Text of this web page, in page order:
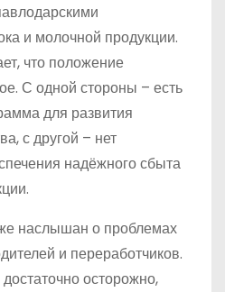
и молочной продукции.
что положение
С одной стороны – есть
для развития
с другой – нет
надёжного сбыта
наслышан о проблемах
и переработчиков.
осторожно,